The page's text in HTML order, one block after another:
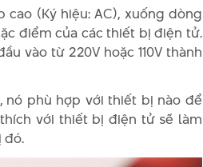
(Ký hiệu: AC), xuống dòng
điểm của các thiết bị điện tử.
vào từ 220V hoặc 110V thành
nó phù hợp với thiết bị nào để
với thiết bị điện tử sẽ làm
đó.